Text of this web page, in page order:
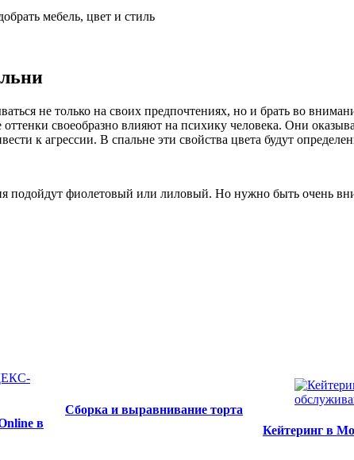
не только на своих предпочтениях, но и брать во
своеобразно влияют на психику человека. Они
к агрессии. В спальне эти свойства цвета будут
подойдут фиолетовый или лиловый. Но нужно быть очень
в
Сборка и выравнивание торта
Кейтеринг в